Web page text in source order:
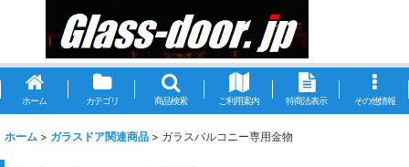
ホーム カテゴリ 商品検索 ご利用案内 特商法表示 その他情報
ホーム > ガラスドア関連商品 > ガラスバルコニー専用金物